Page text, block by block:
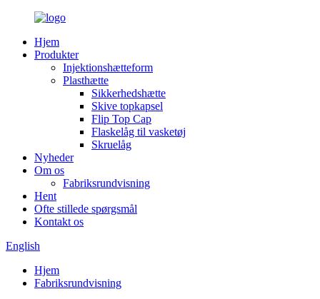
Hjem
Produkter
Injektionshætteform
Plasthætte
Sikkerhedshætte
Skive topkapsel
Flip Top Cap
Flaskelåg til vasketøj
Skruelåg
Nyheder
Om os
Fabriksrundvisning
Hent
Ofte stillede spørgsmål
Kontakt os
English
Hjem
Fabriksrundvisning